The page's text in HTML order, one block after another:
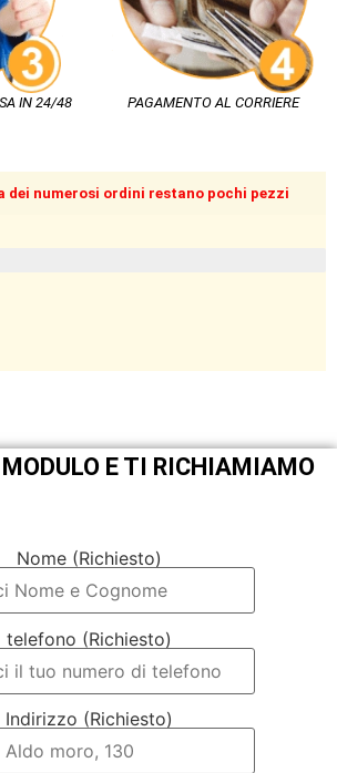
IN 24/48
PAGAMENTO AL CORRIERE
dei numerosi ordini restano pochi pezzi
E TI RICHIAMIAMO
Nome (Richiesto)
telefono (Richiesto)
Indirizzo (Richiesto)